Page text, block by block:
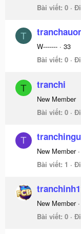
Bài viết 0
T
W------- · 33
Bài viết 0
T tranchi
New Member
Bài viết 0
T
New Member ·
Bài viết 1
New Member ·
Bài viết 0